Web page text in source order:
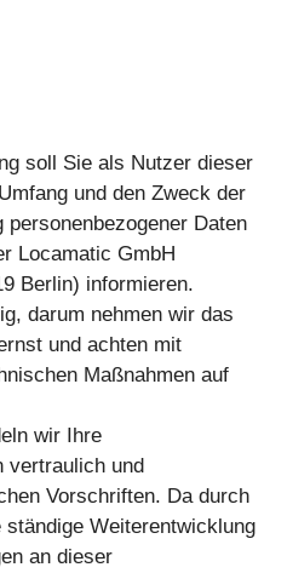
soll Sie als Nutzer dieser
und den Zweck der
personenbezogener Daten
Locamatic GmbH
Berlin) informieren.
darum nehmen wir das
und achten mit
Maßnahmen auf
wir Ihre
vertraulich und
Vorschriften. Da durch
ständige Weiterentwicklung
an dieser